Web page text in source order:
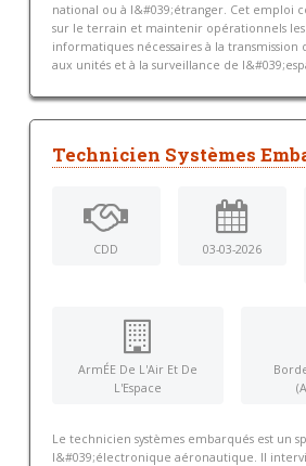
national ou à l&#039;étranger. Cet emploi
sur le terrain et maintenir opérationnels
informatiques nécessaires à la transmission
aux unités et à la surveillance de
Technicien Systèmes
CDD 03-03-2026
ArmÉE De L'Air Et De
L'Espace
Le technicien systèmes embarqués est un
l&#039;électronique aéronautique. Il